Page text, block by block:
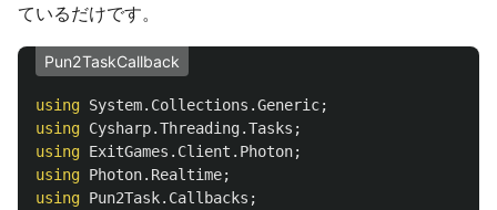
ているだけです。
Pun2TaskCallback
using System.Collections.Generic;
using Cysharp.Threading.Tasks ;
using ExitGames.Client.Photon;
using Photon.Realtime;
using Pun2Task.Callbacks ;